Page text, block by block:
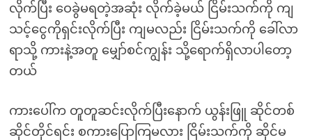
လိုက်ပြီး ဝေခွဲမရတဲ့အဆုံး လိုက်ခဲ့မယ် ငြိမ်းသက်ကို ကျ
သင့်ငွေကိုရှင်းလိုက်ပြီး ကျမလည်း ငြိမ်းသက်ကို ခေါ်လာ
ရာသို့ ကားနဲ့အတူ မျှော်စင်ကျွန်း သို့ရောက်ရှိလာပါတော့
တယ်
ကားပေါ်က တူတူဆင်းလိုက်ပြီးနောက် ယွန်းဖြူ ဆိုင်တစ်
ဆိုင်တိုင်ရင်း စကားပြောကြမလား ငြိမ်းသက်ကို ဆိုင်မ